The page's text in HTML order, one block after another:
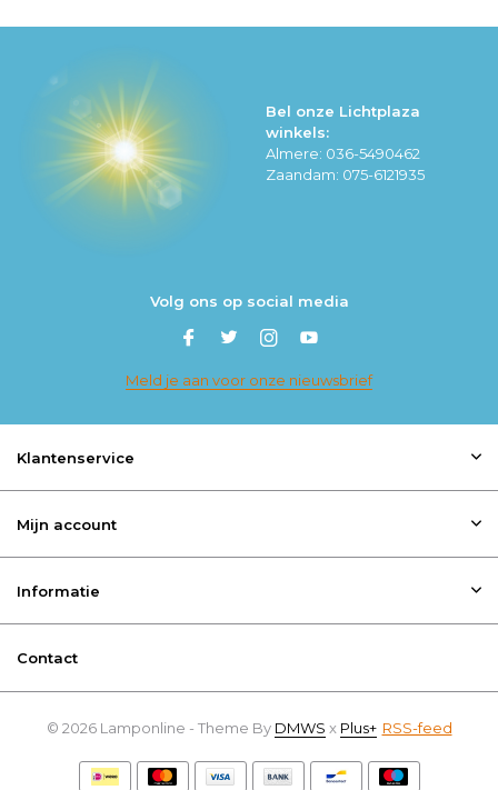
Bel onze Lichtplaza
winkels:
Almere: 036-5490462
Zaandam: 075-6121935
Volg ons op social media
Meld je aan voor onze nieuwsbrief
Klantenservice
Mijn account
Informatie
Contact
© 2026 Lamponline - Theme By DMWS x Plus+ RSS-feed